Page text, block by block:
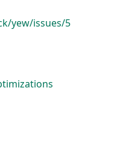
yew/issues/5